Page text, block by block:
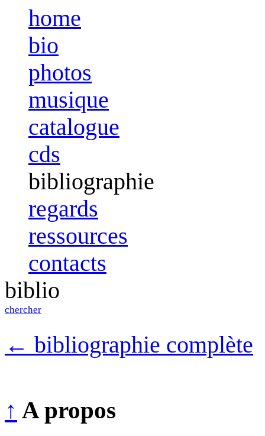
home
bio
photos
musique
catalogue
cds
bibliographie
regards
ressources
contacts
biblio
chercher
← bibliographie complète
↑ A propos